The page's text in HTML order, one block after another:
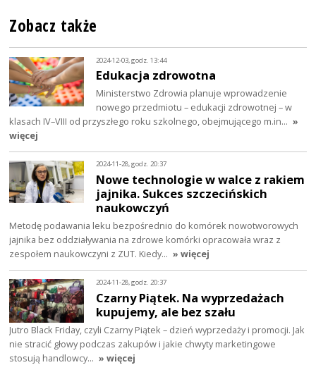
Zobacz także
2024-12-03, godz. 13:44
Edukacja zdrowotna
Ministerstwo Zdrowia planuje wprowadzenie
nowego przedmiotu – edukacji zdrowotnej – w
klasach IV–VIII od przyszłego roku szkolnego, obejmującego m.in… »
więcej
2024-11-28, godz. 20:37
Nowe technologie w walce z rakiem
jajnika. Sukces szczecińskich
naukowczyń
Metodę podawania leku bezpośrednio do komórek nowotworowych
jajnika bez oddziaływania na zdrowe komórki opracowała wraz z
zespołem naukowczyni z ZUT. Kiedy… » więcej
2024-11-28, godz. 20:37
Czarny Piątek. Na wyprzedażach
kupujemy, ale bez szału
Jutro Black Friday, czyli Czarny Piątek – dzień wyprzedaży i promocji. Jak
nie stracić głowy podczas zakupów i jakie chwyty marketingowe
stosują handlowcy… » więcej